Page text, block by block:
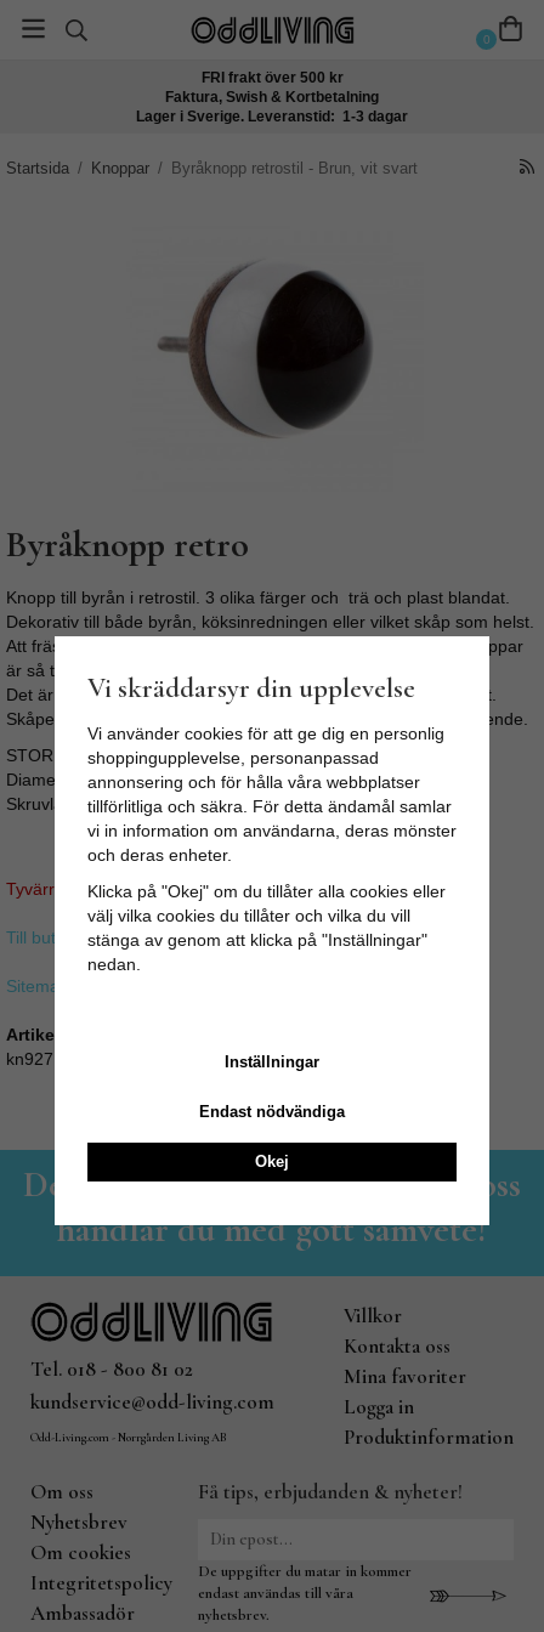
0
FRI frakt över 500 kr
Faktura, Swish & Kortbetalning
Lager i Sverige. Leveranstid: 1-3 dagar
Startsida / Knoppar / Byråknopp retrostil - Brun, vit svart
Byråknopp retro
Knopp till byrån i retrostil. 3 olika färger och trä och plast blandat.
Dekorativ till både byrån, köksinredningen eller vilket skåp som helst.
Att fräsha upp sin byrå, köksluckor eller garderob med nya knoppar
är så tacksamt.
Det är enkelt, går fort, är billigt och ger oftast ett snyggt resultat.
Skåpet eller byrån får en personlig prägel och ett helt nytt utseende.
STORLEK:
Diameter: 4cm
Skruvlängd ca 4cm (M4)
Tyvärr ingår inte denna produkt i vårt sortiment för tillfället.
Till butikens startsida »
Sitemap »
Artikelnummer:
kn927
Det lilla familjeföretaget - Hos oss
handlar du med gott samvete!
Tel. 018 - 800 81 02
kundservice@odd-living.com
Odd-Living.com - Norrgården Living AB
Villkor
Kontakta oss
Mina favoriter
Logga in
Produktinformation
Om oss
Nyhetsbrev
Om cookies
Integritetspolicy
Ambassadör
Få tips, erbjudanden & nyheter!
De uppgifter du matar in kommer
endast användas till våra
nyhetsbrev.
Vi skräddarsyr din upplevelse
Vi använder cookies för att ge dig en personlig
shoppingupplevelse, personanpassad
annonsering och för hålla våra webbplatser
tillförlitliga och säkra. För detta ändamål samlar
vi in information om användarna, deras mönster
och deras enheter.
Klicka på "Okej" om du tillåter alla cookies eller
välj vilka cookies du tillåter och vilka du vill
stänga av genom att klicka på "Inställningar"
nedan.
Inställningar
Endast nödvändiga
Okej